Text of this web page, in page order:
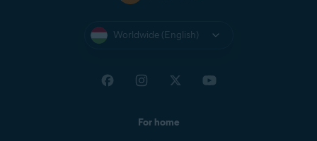
Worldwide (English)
For home